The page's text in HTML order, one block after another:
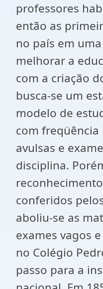
professores
então as
no país em
melhorar a
com a criação
busca-se um
modelo de
com
avulsas e
disciplina.
conferidos
aboliu-se as
exames vagos
no Colégio
passo para a